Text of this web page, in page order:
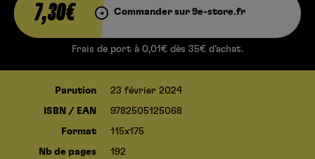
7,30€ Commander sur 9e-store.fr
Frais de port à 0,01€ dès 35€ d’achat.
Parution 23 février 2024
ISBN / EAN 9782505125068
Format 115x175
Nb de pages 192